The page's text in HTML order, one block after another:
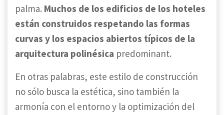
palma. Muchos de los edificios de los hoteles
están construidos respetando las formas
curvas y los espacios abiertos típicos de la
arquitectura polinésica predominant.
En otras palabras, este estilo de construcción
no sólo busca la estética, sino también la
armonía con el entorno y la optimización del